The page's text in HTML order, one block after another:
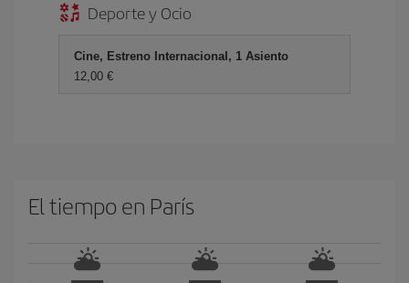
Deporte y Ocio
Cine, Estreno Internacional, 1 Asiento
12,00 €
El tiempo en París